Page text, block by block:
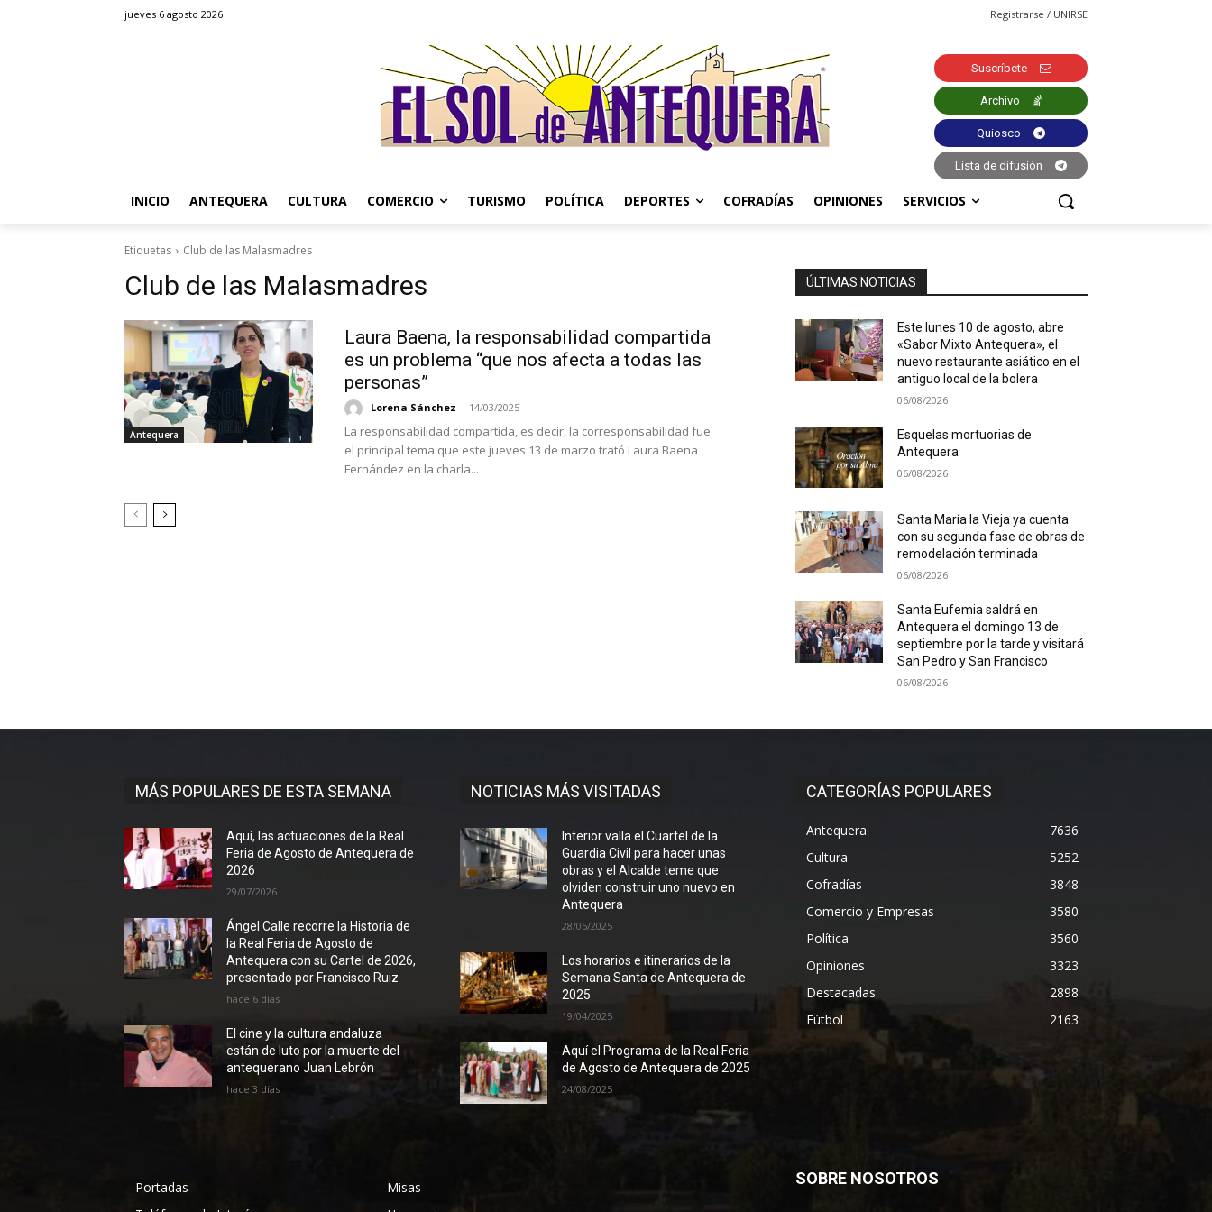
jueves 6 agosto 2026 Registrarse / UNIRSE
Suscríbete
Archivo
Quiosco
Lista de difusión
INICIO ANTEQUERA CULTURA COMERCIO TURISMO POLÍTICA DEPORTES COFRADÍAS OPINIONES SERVICIOS
Etiquetas Club de las Malasmadres
Club de las Malasmadres
Antequera
Laura Baena, la responsabilidad compartida
es un problema “que nos afecta a todas las
personas”
Lorena Sánchez - 14/03/2025
La responsabilidad compartida, es decir, la corresponsabilidad fue
el principal tema que este jueves 13 de marzo trató Laura Baena
Fernández en la charla...
ÚLTIMAS NOTICIAS
Este lunes 10 de agosto, abre
«Sabor Mixto Antequera», el
nuevo restaurante asiático en el
antiguo local de la bolera
06/08/2026
Esquelas mortuorias de
Antequera
06/08/2026
Santa María la Vieja ya cuenta
con su segunda fase de obras de
remodelación terminada
06/08/2026
Santa Eufemia saldrá en
Antequera el domingo 13 de
septiembre por la tarde y visitará
San Pedro y San Francisco
06/08/2026
MÁS POPULARES DE ESTA SEMANA
Aquí, las actuaciones de la Real
Feria de Agosto de Antequera de
2026
29/07/2026
Ángel Calle recorre la Historia de
la Real Feria de Agosto de
Antequera con su Cartel de 2026,
presentado por Francisco Ruiz
hace 6 días
El cine y la cultura andaluza
están de luto por la muerte del
antequerano Juan Lebrón
hace 3 días
NOTICIAS MÁS VISITADAS
Interior valla el Cuartel de la
Guardia Civil para hacer unas
obras y el Alcalde teme que
olviden construir uno nuevo en
Antequera
28/05/2025
Los horarios e itinerarios de la
Semana Santa de Antequera de
2025
19/04/2025
Aquí el Programa de la Real Feria
de Agosto de Antequera de 2025
24/08/2025
CATEGORÍAS POPULARES
Antequera
7636
Cultura
5252
Cofradías
3848
Comercio y Empresas
3580
Política
3560
Opiniones
3323
Destacadas
2898
Fútbol
2163
Portadas
Misas
SOBRE NOSOTROS